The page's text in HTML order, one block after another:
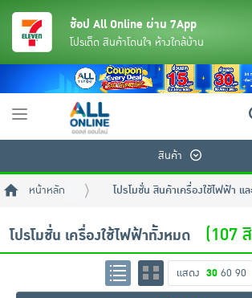
ช้อป All Online ผ่าน 7App
โปรเด็ด สินค้าโดนใจ ห้างใกล้บ้าน
Toggle
สินค้า
หน้าหลัก โปรโมชั่น สินค้าเครื่องใช้ไฟฟ้า แล
โปรโมชั่น เครื่องใช้ไฟฟ้าทั้งหมด (107
แสดง 30 60 90